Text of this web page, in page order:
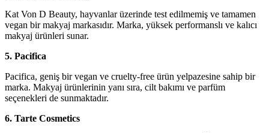
Kat Von D Beauty, hayvanlar üzerinde test edilmemiş ve tamamen
vegan bir makyaj markasıdır. Marka, yüksek performanslı ve kalıcı
makyaj ürünleri sunar.
5. Pacifica
Pacifica, geniş bir vegan ve cruelty-free ürün yelpazesine sahip bir
marka. Makyaj ürünlerinin yanı sıra, cilt bakımı ve parfüm
seçenekleri de sunmaktadır.
6. Tarte Cosmetics